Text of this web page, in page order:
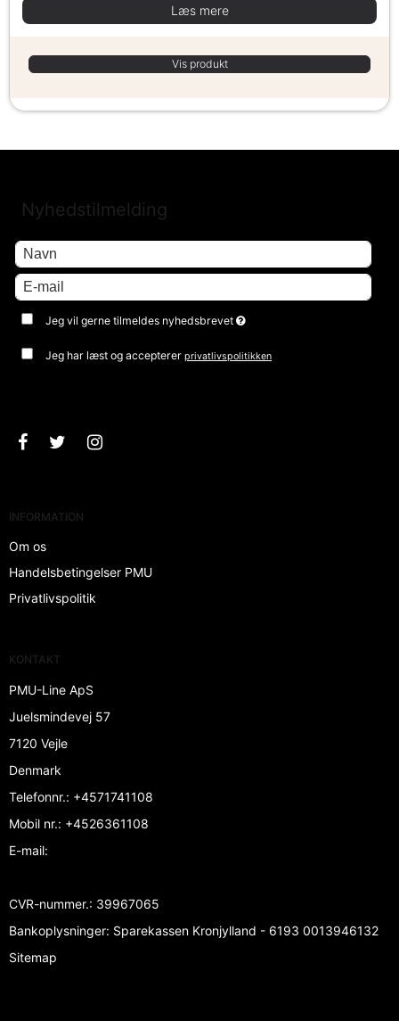
Læs mere
Vis produkt
Nyhedstilmelding
Jeg vil gerne tilmeldes nyhedsbrevet
Jeg har læst og acceptererprivatlivspolitikken
INFORMATION
Om os
Handelsbetingelser PMU
Privatlivspolitik
KONTAKT
PMU-Line ApS
Juelsmindevej 57
7120 Vejle
Denmark
Telefonnr.: +4571741108
Mobil nr.: +4526361108
E-mail:
CVR-nummer.: 39967065
Bankoplysninger: Sparekassen Kronjylland - 6193 0013946132
Sitemap